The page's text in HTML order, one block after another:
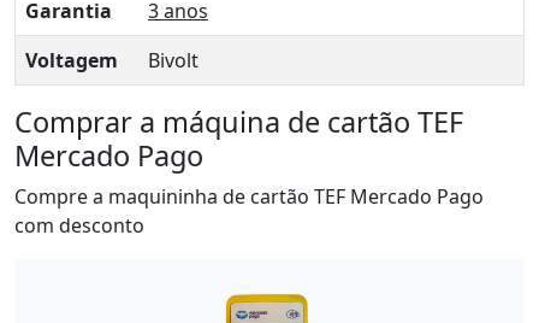
Garantia
3 anos
Voltagem
Bivolt
Comprar a máquina de cartão TEF
Mercado Pago
Compre a maquininha de cartão TEF Mercado Pago
com desconto